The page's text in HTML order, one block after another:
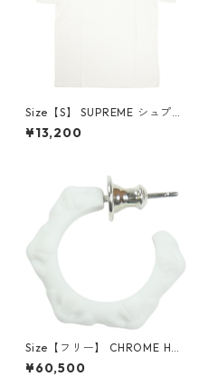
Size【S】 SUPREME シュプリ
ーム S/S Pocket Tee White T
シャツ 白 【新古品・未使用
¥13,200
Size【フリー】 CHROME HEA
RTS クロム・ハーツ CH Cross
SINGLE Hoop Earring WHITE
¥60,500